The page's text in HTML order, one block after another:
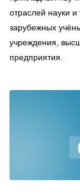
отраслей науки
зарубежных
учреждения,
предприятия.